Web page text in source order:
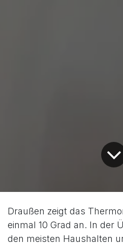
Draußen zeigt das
einmal 10 Grad an. In der
den meisten Haushalten